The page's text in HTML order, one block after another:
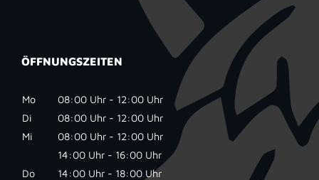
ÖFFNUNGSZEITEN
Mo
08:00 Uhr - 12:00 Uhr
Di
08:00 Uhr - 12:00 Uhr
Mi
08:00 Uhr - 12:00 Uhr
14:00 Uhr - 16:00 Uhr
Do
14:00 Uhr - 18:00 Uhr